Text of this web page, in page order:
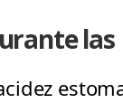
las